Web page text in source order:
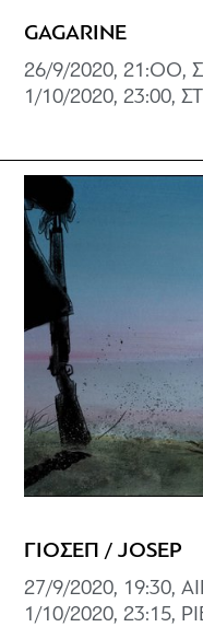
GAGARINE
26/9/2020, 21:OO,
1/10/2020, 23:00,
ΓΙΟΣΕΠ / JOSEP
27/9/2020, 19:30,
1/10/2020, 23:15,